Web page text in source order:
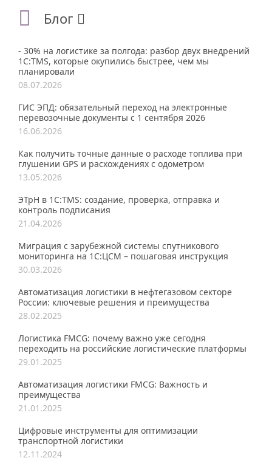
Блог
- 30% на логистике за полгода: разбор двух внедрений
1С:TMS, которые окупились быстрее, чем мы
планировали
08.07.2026
ГИС ЭПД: обязательный переход на электронные
перевозочные документы с 1 сентября 2026
16.06.2026
Как получить точные данные о расходе топлива при
глушении GPS и расхождениях с одометром
13.05.2026
ЭТрН в 1С:TMS: создание, проверка, отправка и
контроль подписания
21.04.2026
Миграция с зарубежной системы спутникового
мониторинга на 1С:ЦСМ – пошаговая инструкция
30.03.2026
Автоматизация логистики в нефтегазовом секторе
России: ключевые решения и преимущества
28.02.2025
Логистика FMCG: почему важно уже сегодня
переходить на российские логистические платформы
29.01.2025
Автоматизация логистики FMCG: Важность и
преимущества
21.01.2025
Цифровые инструменты для оптимизации
транспортной логистики
12.11.2024